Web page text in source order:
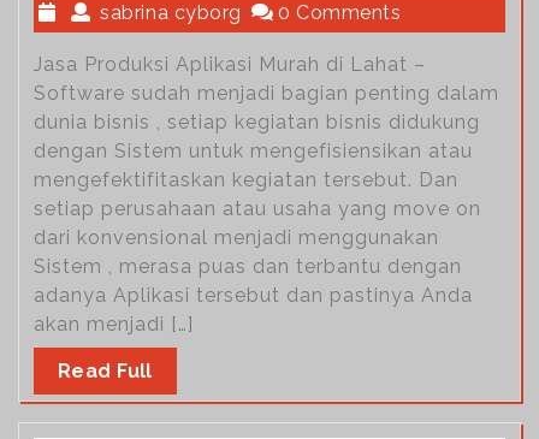
sabrina cyborg 0 Comments
Jasa Produksi Aplikasi Murah di Lahat –
Software sudah menjadi bagian penting dalam
dunia bisnis , setiap kegiatan bisnis didukung
dengan Sistem untuk mengefisiensikan atau
mengefektifitaskan kegiatan tersebut. Dan
setiap perusahaan atau usaha yang move on
dari konvensional menjadi menggunakan
Sistem , merasa puas dan terbantu dengan
adanya Aplikasi tersebut dan pastinya Anda
akan menjadi […]
Read Full